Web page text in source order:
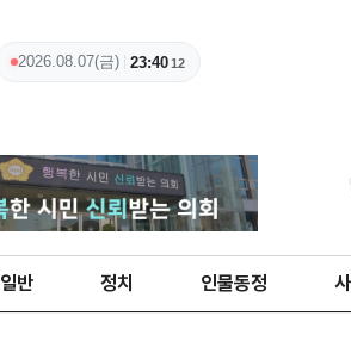
2026.08.07(금) 23:4013
일반 정치 인물동정